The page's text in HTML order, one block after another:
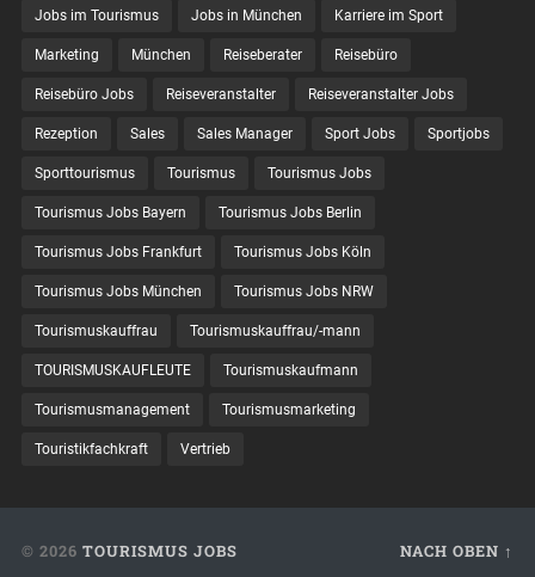
Jobs im Tourismus Jobs in München Karriere im Sport
Marketing München Reiseberater Reisebüro
Reisebüro Jobs Reiseveranstalter Reiseveranstalter Jobs
Rezeption Sales Sales Manager Sport Jobs Sportjobs
Sporttourismus Tourismus Tourismus Jobs
Tourismus Jobs Bayern Tourismus Jobs Berlin
Tourismus Jobs Frankfurt Tourismus Jobs Köln
Tourismus Jobs München Tourismus Jobs NRW
Tourismuskauffrau Tourismuskauffrau/-mann
TOURISMUSKAUFLEUTE Tourismuskaufmann
Tourismusmanagement Tourismusmarketing
Touristikfachkraft Vertrieb
© 2026 TOURISMUS JOBS NACH OBEN ↑